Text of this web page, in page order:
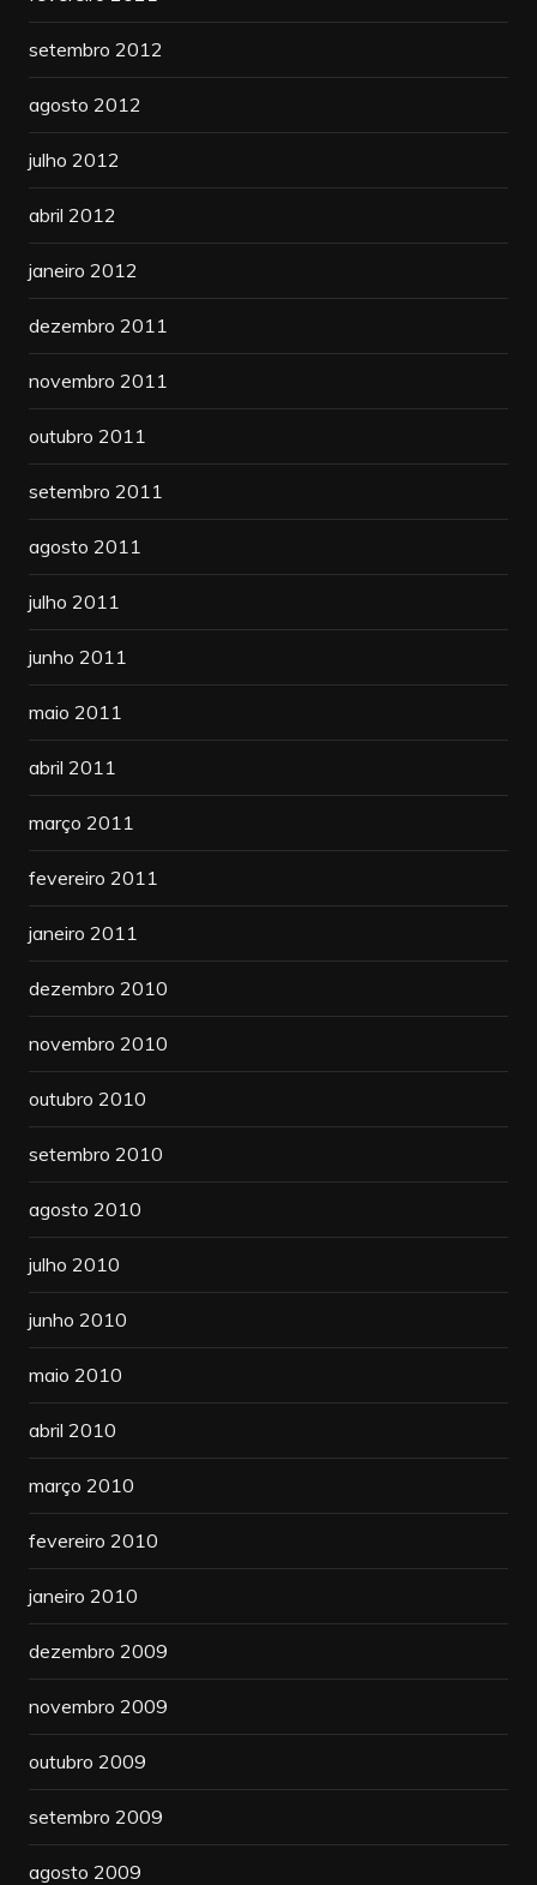
setembro 2012
agosto 2012
julho 2012
abril 2012
janeiro 2012
dezembro 2011
novembro 2011
outubro 2011
setembro 2011
agosto 2011
julho 2011
junho 2011
maio 2011
abril 2011
março 2011
fevereiro 2011
janeiro 2011
dezembro 2010
novembro 2010
outubro 2010
setembro 2010
agosto 2010
julho 2010
junho 2010
maio 2010
abril 2010
março 2010
fevereiro 2010
janeiro 2010
dezembro 2009
novembro 2009
outubro 2009
setembro 2009
agosto 2009